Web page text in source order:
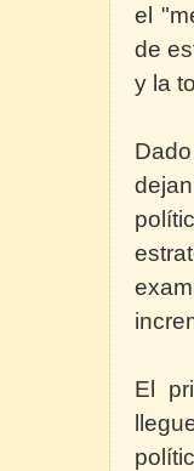
el
de
y la
El